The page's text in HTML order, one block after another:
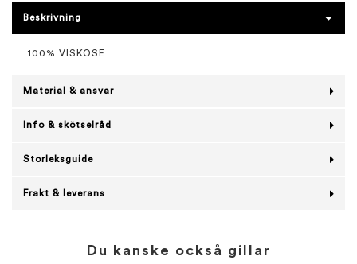
Beskrivning
100% VISKOSE
Material & ansvar
Info & skötselråd
Storleksguide
Frakt & leverans
Du kanske också gillar